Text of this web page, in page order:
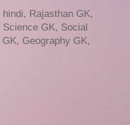
Rajasthan GK,
GK, Social
Geography GK,